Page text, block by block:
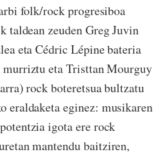
folk/rock progresiboa
taldean zeuden Greg Juvin
eta Cédric Lépine bateria
eta Tristtan Mourguy
rock boteretsua bultzatu
eraldaketa eginez: musikaren
igota ere rock
mantendu baitziren,